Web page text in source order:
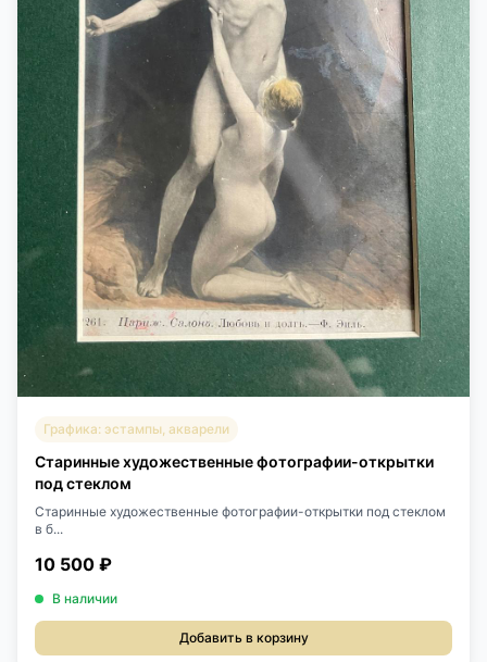
Графика: эстампы, акварели
Старинные художественные фотографии-открытки
под стеклом
Старинные художественные фотографии-открытки под стеклом
в б...
10 500 ₽
В наличии
Добавить в корзину